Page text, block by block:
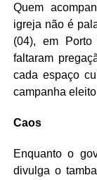
Quem
igreja não é
(04), em Porto
faltaram
cada espaço
campanha
Caos
Enquanto o
divulga o